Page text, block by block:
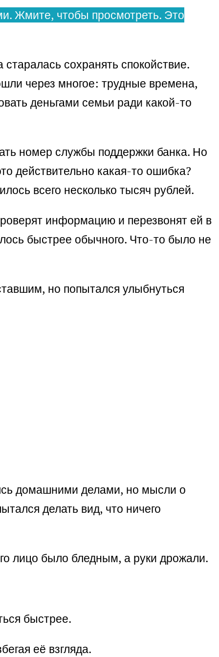
Жмите, чтобы просмотреть. Это
сохранять спокойствие.
через многое: трудные времена,
деньгами семьи ради какой-то
номер службы поддержки банка. Но
действительно какая-то ошибка?
всего несколько тысяч рублей.
информацию и перезвонят ей в
быстрее обычного. Что-то было не
но попытался улыбнуться
домашними делами, но мысли о
делать вид, что ничего
лицо было бледным, а руки дрожали.
быстрее.
её взгляда.